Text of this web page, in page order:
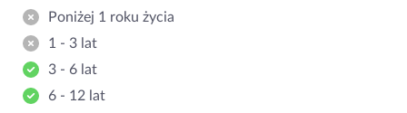
Poniżej 1 roku życia
1 - 3 lat
3 - 6 lat
6 - 12 lat